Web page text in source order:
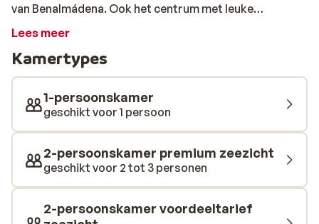
van Benalmádena. Ook het centrum met leuke
winkeltjes en gezellige bars is vlakbij. De comfortabele
netjes ingericht. Een deel van de kamers kijkt ook uit op
de mooie, groene ligweide waar je heerlijk van de zon
kunt genieten. Voor een frisse duik is er een prachtig
zwembad, heerlijk! Kinderen kunnen spelen in het
kinderzwembad en vanaf vier jaar, tijdens het
hoogseizoen, meedoen met knutselen en de dansjes
van de minidisco. Ook voor volwassenen wordt er van
alles georganiseerd: van aerobics en aquagym tot
alsof dat nog niet genoeg is, wordt er ’s avonds ook
Lees meer
Kamertypes
1-persoonskamer
geschikt voor 1 persoon
2-persoonskamer premium zeezicht
geschikt voor 2 tot 3 personen
2-persoonskamer voordeeltarief